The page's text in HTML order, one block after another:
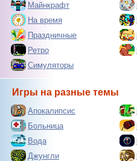
Майнкрафт
На время
Праздничные
Ретро
Симуляторы
Игры на разные темы
Апокалипсис
Больница
Вода
Джунгли